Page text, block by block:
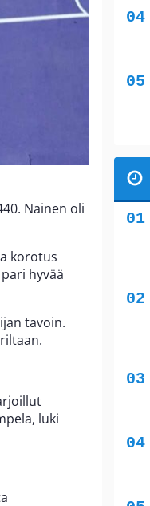
Nainen oli
korotus
hyvää
tavoin.
luki